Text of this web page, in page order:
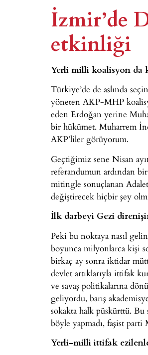
İzmir’de
etkinliği
Yerli milli koalisyon da
Türkiye’de de aslında
yöneten AKP-MHP
eden Erdoğan yerine
bir hükümet. Muharrem
AKP’liler görüyorum.
Geçtiğimiz sene Nisan
referandumun ardından
mitingle sonuçlanan
değiştirecek hiçbir şey
İlk darbeyi Gezi
Peki bu noktaya nasıl
boyunca milyonlarca kişi
birkaç ay sonra iktidar
devlet artıklarıyla ittifak
ve savaş politikalarına
geliyordu, barış
sokakta halk püskürttü.
böyle yapmadı, faşist
Yerli-milli ittifak